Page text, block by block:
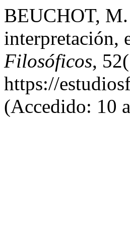
BEUCHOT,
interpretación,
Filosóficos,
https://
(Accedido: 10